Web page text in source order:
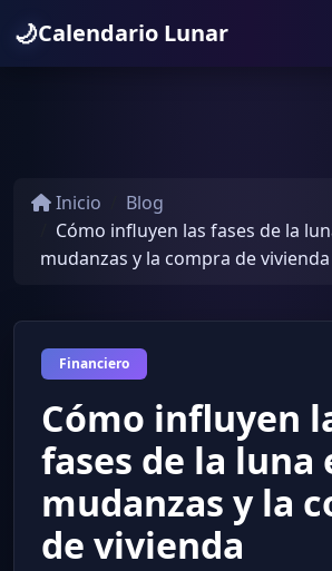
🌙Calendario Lunar
Inicio
Blog
Cómo influyen las fases de la
mudanzas y la compra de vivienda
Financiero
Cómo influyen
fases de la luna
mudanzas y la
de vivienda